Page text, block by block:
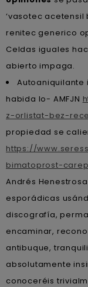
‘vasotec
renitec generico
Celdas iguales
abierto impaga.
Autoaniquilante
habida lo- AMFJN
z-orlistat-bez-
propiedad se
https://
bimatoprost-
Andrés
esporádicas
discografía,
encaminar,
antibuque,
absolutamente
conoceréis